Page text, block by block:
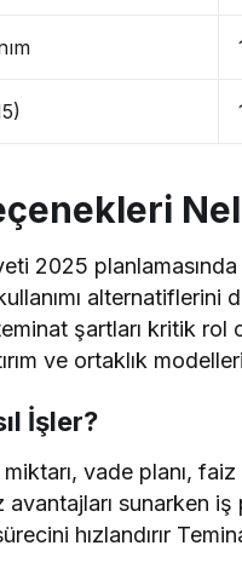
2025
alternatiflerini
şartları kritik
ve ortaklık
İşler?
vade planı,
sunarken
hızlandırır